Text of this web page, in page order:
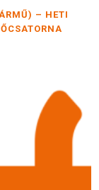
– HETI